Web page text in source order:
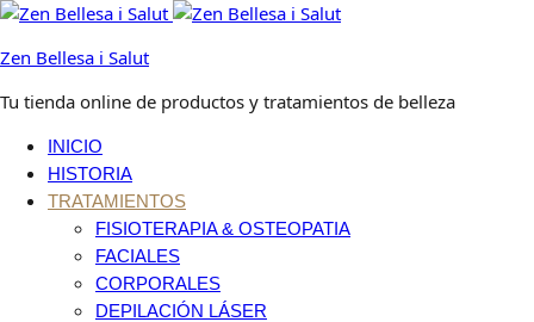
Zen Bellesa i Salut
Tu tienda online de productos y tratamientos de belleza
INICIO
HISTORIA
TRATAMIENTOS
FISIOTERAPIA & OSTEOPATIA
FACIALES
CORPORALES
DEPILACIÓN LÁSER